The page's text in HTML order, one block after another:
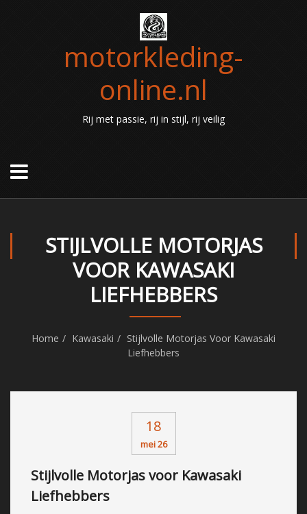
motorkleding-
online.nl
Rij met passie, rij in stijl, rij veilig
STIJLVOLLE MOTORJAS
VOOR KAWASAKI
LIEFHEBBERS
Home Kawasaki
Stijlvolle Motorjas Voor Kawasaki
Liefhebbers
18
mei 26
Stijlvolle Motorjas voor Kawasaki
Liefhebbers